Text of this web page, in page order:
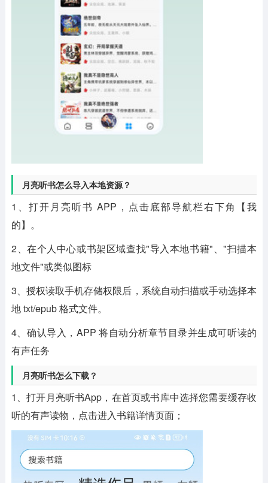
月亮听书怎么导入本地资源？
1、打开月亮听书 APP，点击底部导航栏右下角【我
的】。
2、在个人中心或书架区域查找"‌导入本地书籍‌"、"‌扫描本
地文件‌"或类似图标
3、授权读取手机存储权限后，系统自动扫描或手动选择本
地 txt/epub 格式文件。
4、确认导入，APP 将自动分析章节目录并生成可听读的
有声任务
月亮听书怎么下载？
1、打开月亮听书App，在首页或书库中选择您需要缓存收
听的有声读物，点击进入书籍详情页面；